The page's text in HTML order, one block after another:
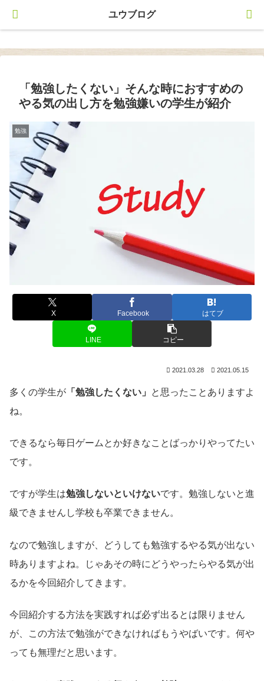
ユウブログ
「勉強したくない」そんな時におすすめの
やる気の出し方を勉強嫌いの学生が紹介
勉強
X Facebook はてブ
LINE コピー
2021.03.28 2021.05.15
多くの学生が 「勉強したくない」
と思ったことありますよ
ね。
できるなら毎日ゲームとか好きなことばっかりやってたい
です。
ですが学生は勉強しないといけないです。勉強しないと進
級できませんし学校も卒業できません。
なので勉強しますが、どうしても勉強するやる気が出ない
時ありますよね。じゃあその時にどうやったらやる気が出
るかを今回紹介してきます。
今回紹介する方法を実践すれば必ず出るとは限りません
が、この方法で勉強ができなければもうやばいです。何や
っても無理だと思います。
ユウブログ